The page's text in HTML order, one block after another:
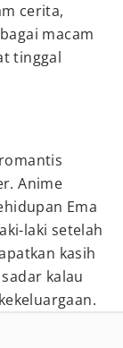
cerita,
macam
tinggal
Anime
Ema
laki setelah
kasih
kalau